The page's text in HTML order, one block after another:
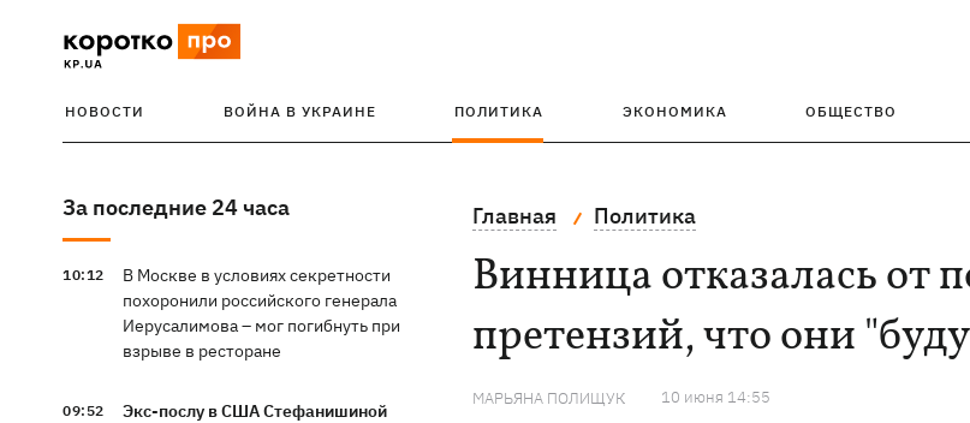
НОВОСТИ ВОЙНА В УКРАИНЕ ПОЛИТИКА ЭКОНОМИКА ОБЩЕСТВО
За последние 24 часа
10:12
В Москве в условиях секретности
похоронили российского генерала
Иерусалимова – мог погибнуть при
взрыве в ресторане
09:52
Экс-послу в США Стефанишиной
Главная Политика
Винница отказалась от
претензий, что они
МАРЬЯНА ПОЛИЩУК 10 июня 14:55